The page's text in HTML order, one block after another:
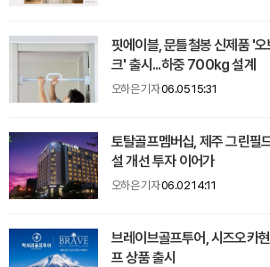
핏에이블, 문틀철봉 신제품 '
크' 출시...하중 700kg 설계
오하은 기자06.05 15:31
토탈골프멤버십, 제주 그린필
설 개선 투자 이어가
오하은 기자06.02 14:11
브레이브골프투어, 시즈오카
프 상품 출시